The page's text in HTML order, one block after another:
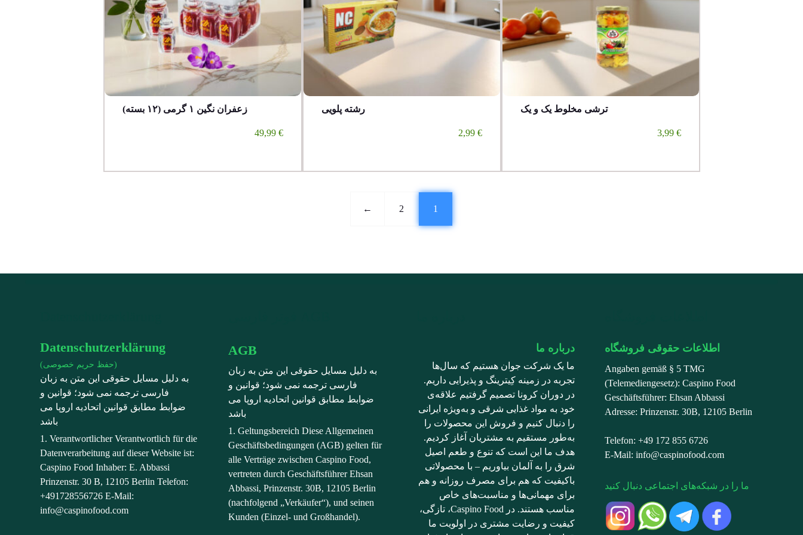
ترشی مخلوط یک و یک
€
3,99
رشته پلویی
€
2,99
زعفران نگین ۱ گرمی (۱۲ بسته)
€
49,99
1
2
←
اطلاعات حقوقی فروشگاه
Angaben gemäß § 5 TMG
(Telemediengesetz): Caspino Food
Geschäftsführer: Ehsan Abbassi
Adresse: Prinzenstr. 30B, 12105 Berlin
Telefon: +49 172 855 6726
E-Mail: info@caspinofood.com
ما را در شبکه‌های اجتماعی دنبال کنید
درباره ما
ما یک شرکت جوان هستیم که سال‌ها
تجربه در زمینه کِیترینگ و پذیرایی داریم.
در دوران کرونا تصمیم گرفتیم علاقه‌ی
خود به مواد غذایی شرقی و به‌ویژه ایرانی
را دنبال کنیم و فروش این محصولات را
به‌طور مستقیم به مشتریان آغاز کردیم.
هدف ما این است که تنوع و طعم اصیل
شرق را به آلمان بیاوریم – با محصولاتی
باکیفیت که هم برای مصرف روزانه و هم
برای مهمانی‌ها و مناسبت‌های خاص
مناسب هستند. در Caspino Food، تازگی،
کیفیت و رضایت مشتری در اولویت ما
AGB
به دلیل مسایل حقوقی این متن به زبان
فارسی ترجمه نمی شود؛ قوانین و
ضوابط مطابق قوانین اتحادیه اروپا می
باشد
1. Geltungsbereich Diese Allgemeinen
Geschäftsbedingungen (AGB) gelten für
alle Verträge zwischen Caspino Food,
vertreten durch Geschäftsführer Ehsan
Abbassi, Prinzenstr. 30B, 12105 Berlin
(nachfolgend „Verkäufer“), und seinen
Kunden (Einzel- und Großhandel).
Datenschutzerklärung
(حفظ حریم خصوصی)
به دلیل مسایل حقوقی این متن به زبان
فارسی ترجمه نمی شود؛ قوانین و
ضوابط مطابق قوانین اتحادیه اروپا می
باشد
1. Verantwortlicher Verantwortlich für die
Datenverarbeitung auf dieser Website ist:
Caspino Food Inhaber: E. Abbassi
Prinzenstr. 30 B, 12105 Berlin Telefon:
+491728556726 E-Mail:
info@caspinofood.com